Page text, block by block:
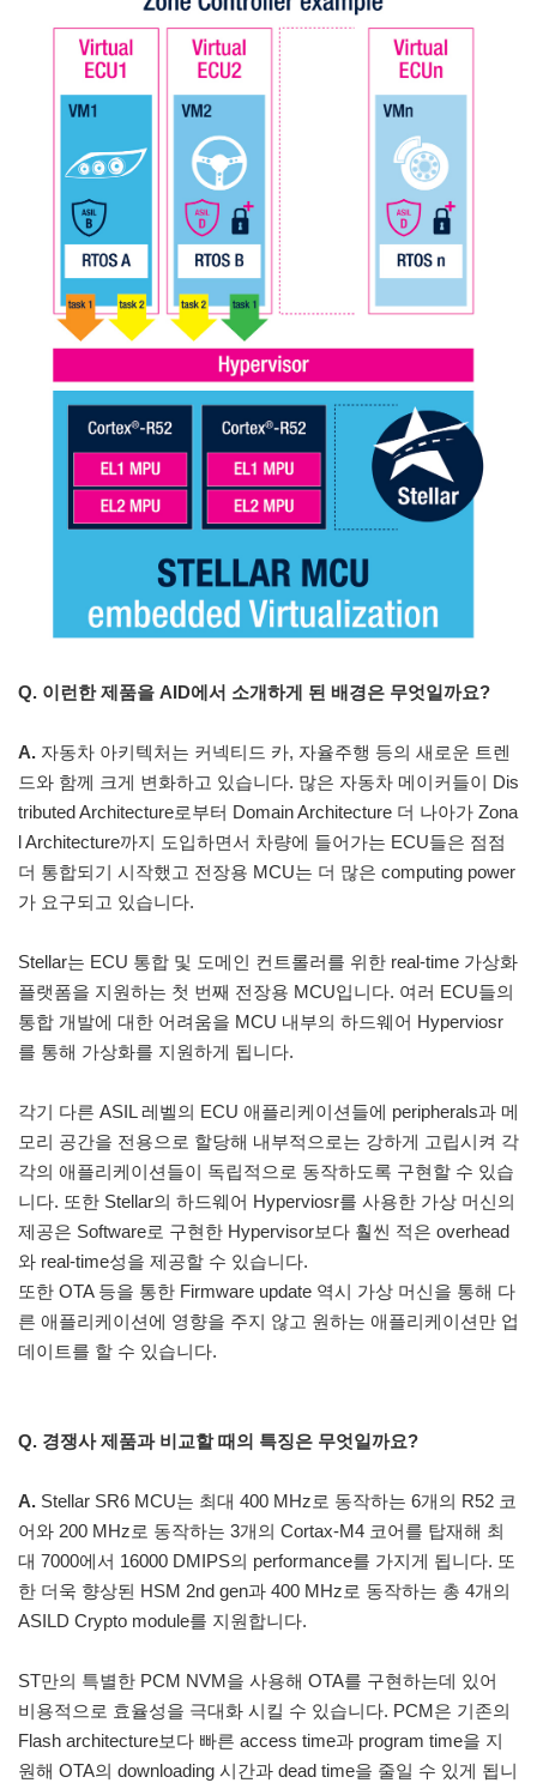
Q. 이런한 제품을 AID에서 소개하게 된 배경은 무엇일까요?
A. 자동차 아키텍처는 커넥티드 카, 자율주행 등의 새로운 트렌
드와 함께 크게 변화하고 있습니다. 많은 자동차 메이커들이 Dis
tributed Architecture로부터 Domain Architecture 더 나아가 Zona
l Architecture까지 도입하면서 차량에 들어가는 ECU들은 점점
더 통합되기 시작했고 전장용 MCU는 더 많은 computing power
가 요구되고 있습니다.
Stellar는 ECU 통합 및 도메인 컨트롤러를 위한 real-time 가상화
플랫폼을 지원하는 첫 번째 전장용 MCU입니다. 여러 ECU들의
통합 개발에 대한 어려움을 MCU 내부의 하드웨어 Hyperviosr
를 통해 가상화를 지원하게 됩니다.
각기 다른 ASIL 레벨의 ECU 애플리케이션들에 peripherals과 메
모리 공간을 전용으로 할당해 내부적으로는 강하게 고립시켜 각
각의 애플리케이션들이 독립적으로 동작하도록 구현할 수 있습
니다. 또한 Stellar의 하드웨어 Hyperviosr를 사용한 가상 머신의
제공은 Software로 구현한 Hypervisor보다 훨씬 적은 overhead
와 real-time성을 제공할 수 있습니다.
또한 OTA 등을 통한 Firmware update 역시 가상 머신을 통해 다
른 애플리케이션에 영향을 주지 않고 원하는 애플리케이션만 업
데이트를 할 수 있습니다.
Q. 경쟁사 제품과 비교할 때의 특징은 무엇일까요?
A. Stellar SR6 MCU는 최대 400 MHz로 동작하는 6개의 R52 코
어와 200 MHz로 동작하는 3개의 Cortax-M4 코어를 탑재해 최
대 7000에서 16000 DMIPS의 performance를 가지게 됩니다. 또
한 더욱 향상된 HSM 2nd gen과 400 MHz로 동작하는 총 4개의
ASILD Crypto module를 지원합니다.
ST만의 특별한 PCM NVM을 사용해 OTA를 구현하는데 있어
비용적으로 효율성을 극대화 시킬 수 있습니다. PCM은 기존의
Flash architecture보다 빠른 access time과 program time을 지
원해 OTA의 downloading 시간과 dead time을 줄일 수 있게 됩니